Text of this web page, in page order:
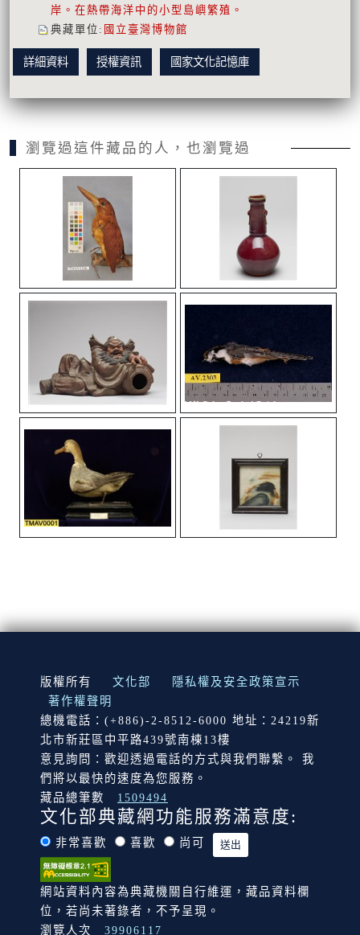
岸。在熱帶海洋中的小型島嶼繁殖。
典藏單位 : 國立臺灣博物館
詳細資料 授權資訊 國家文化記憶庫
瀏覽過這件藏品的人，也瀏覽過
:::
版權所有 文化部
隱私權及安全政策宣示
著作權聲明
總機電話：(+886)-2-8512-6000 地址：24219新
北市新莊區中平路439號南棟13樓
意見詢問：歡迎透過電話的方式與我們聯繫。 我
們將以最快的速度為您服務。
藏品總筆數
1509494
文化部典藏網功能服務滿意度:
非常喜歡 喜歡 尚可
網站資料內容為典藏機關自行維運，藏品資料欄
位，若尚未著錄者，不予呈現。
瀏覽人次
39906117